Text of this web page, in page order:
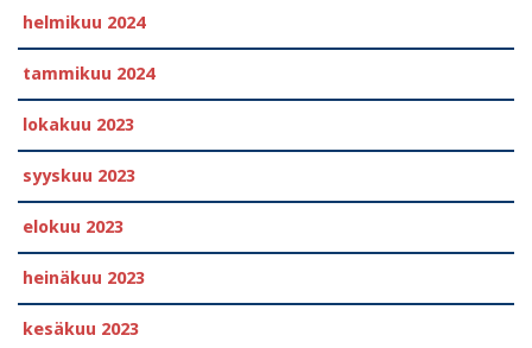
helmikuu 2024
tammikuu 2024
lokakuu 2023
syyskuu 2023
elokuu 2023
heinäkuu 2023
kesäkuu 2023